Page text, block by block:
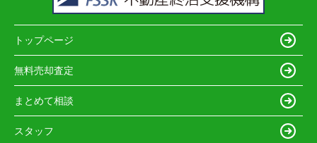
トップページ
無料売却査定
まとめて相談
スタッフ